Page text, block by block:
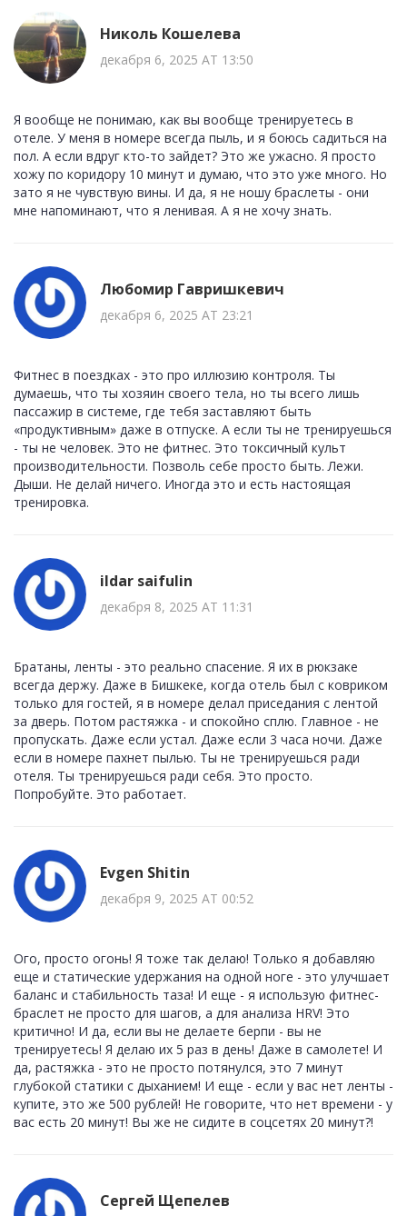
Николь Кошелева
декабря 6, 2025 AT 13:50
Я вообще не понимаю, как вы вообще тренируетесь в
отеле. У меня в номере всегда пыль, и я боюсь садиться на
пол. А если вдруг кто-то зайдет? Это же ужасно. Я просто
хожу по коридору 10 минут и думаю, что это уже много. Но
зато я не чувствую вины. И да, я не ношу браслеты - они
мне напоминают, что я ленивая. А я не хочу знать.
Любомир Гавришкевич
декабря 6, 2025 AT 23:21
Фитнес в поездках - это про иллюзию контроля. Ты
думаешь, что ты хозяин своего тела, но ты всего лишь
пассажир в системе, где тебя заставляют быть
«продуктивным» даже в отпуске. А если ты не тренируешься
- ты не человек. Это не фитнес. Это токсичный культ
производительности. Позволь себе просто быть. Лежи.
Дыши. Не делай ничего. Иногда это и есть настоящая
тренировка.
ildar saifulin
декабря 8, 2025 AT 11:31
Братаны, ленты - это реально спасение. Я их в рюкзаке
всегда держу. Даже в Бишкеке, когда отель был с ковриком
только для гостей, я в номере делал приседания с лентой
за дверь. Потом растяжка - и спокойно сплю. Главное - не
пропускать. Даже если устал. Даже если 3 часа ночи. Даже
если в номере пахнет пылью. Ты не тренируешься ради
отеля. Ты тренируешься ради себя. Это просто.
Попробуйте. Это работает.
Evgen Shitin
декабря 9, 2025 AT 00:52
Ого, просто огонь! Я тоже так делаю! Только я добавляю
еще и статические удержания на одной ноге - это улучшает
баланс и стабильность таза! И еще - я использую фитнес-
браслет не просто для шагов, а для анализа HRV! Это
критично! И да, если вы не делаете берпи - вы не
тренируетесь! Я делаю их 5 раз в день! Даже в самолете! И
да, растяжка - это не просто потянулся, это 7 минут
глубокой статики с дыханием! И еще - если у вас нет ленты -
купите, это же 500 рублей! Не говорите, что нет времени - у
вас есть 20 минут! Вы же не сидите в соцсетях 20 минут?!
Сергей Щепелев